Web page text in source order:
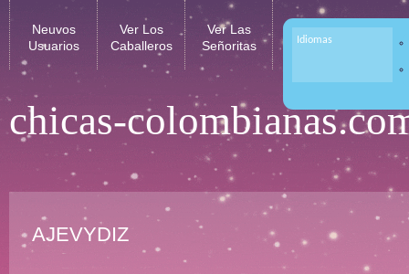
chicas-
Neuvos
Usuarios
Ver Los
Caballeros
Ver Las
Señoritas
Idiomas
AJEVYDIZ